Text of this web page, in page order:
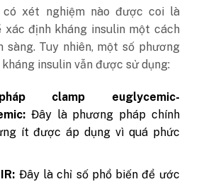
có xét nghiệm nào được coi là
xác định kháng insulin một cách
sàng. Tuy nhiên, một số phương
insulin vẫn được sử dụng:
clamp euglycemic-
Đây là phương pháp chính
ít được áp dụng vì quá phức
Đây là chỉ số phổ biến để ước